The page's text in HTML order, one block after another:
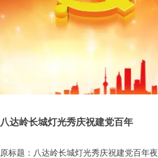
八达岭长城灯光秀庆祝建党百年
原标题：八达岭长城灯光秀庆祝建党百年夜